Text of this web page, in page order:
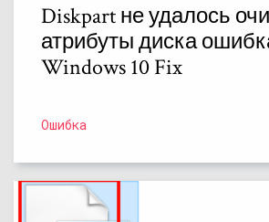
Diskpart не удалось
атрибуты диска
Windows 10 Fix
Ошибка